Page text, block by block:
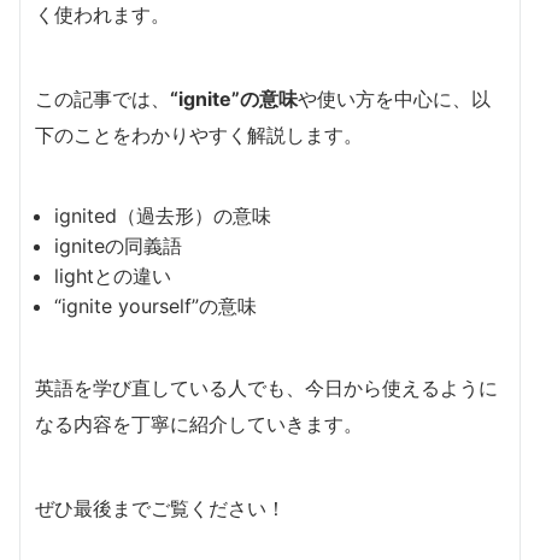
く使われます。
この記事では、 “ignite”の意味や使い方を中心に、以
下のことをわかりやすく解説します。
ignited（過去形）の意味
igniteの同義語
lightとの違い
“ignite yourself”の意味
英語を学び直している人でも、今日から使えるように
なる内容を丁寧に紹介していきます。
ぜひ最後までご覧ください！